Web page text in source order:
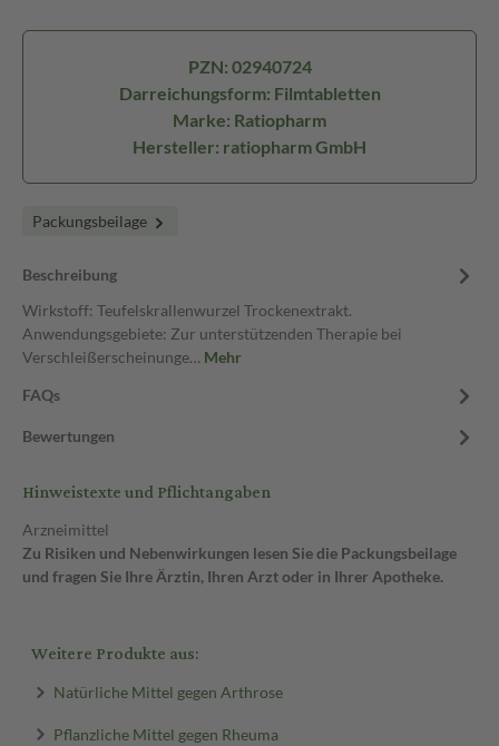
PZN: 02940724
Darreichungsform: Filmtabletten
Marke: Ratiopharm
Hersteller: ratiopharm GmbH
Packungsbeilage
Beschreibung
Wirkstoff: Teufelskrallenwurzel Trockenextrakt.
Anwendungsgebiete: Zur unterstützenden Therapie bei
Verschleißerscheinunge… Mehr
FAQs
Bewertungen
Hinweistexte und Pflichtangaben
Arzneimittel
Zu Risiken und Nebenwirkungen lesen Sie die Packungsbeilage
und fragen Sie Ihre Ärztin, Ihren Arzt oder in Ihrer Apotheke.
Weitere Produkte aus:
Natürliche Mittel gegen Arthrose
Pflanzliche Mittel gegen Rheuma